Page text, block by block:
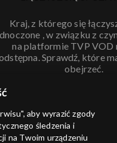
Kraj, z którego się
, w związku z
na platformie TVP VOD
Sprawdź, które
obejrzeć.
ANULUJ
aby wyrazić zgody
śledzenia i
na Twoim urządzeniu